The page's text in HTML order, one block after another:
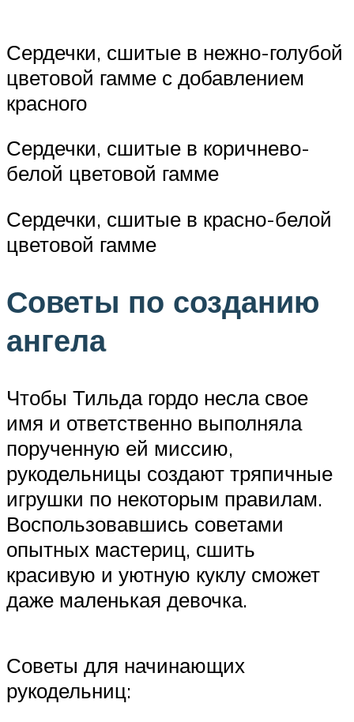
Сердечки, сшитые в нежно-голубой
цветовой гамме с добавлением
красного
Сердечки, сшитые в коричнево-
белой цветовой гамме
Сердечки, сшитые в красно-белой
цветовой гамме
Советы по созданию
ангела
Чтобы Тильда гордо несла свое
имя и ответственно выполняла
порученную ей миссию,
рукодельницы создают тряпичные
игрушки по некоторым правилам.
Воспользовавшись советами
опытных мастериц, сшить
красивую и уютную куклу сможет
даже маленькая девочка.
Советы для начинающих
рукодельниц: